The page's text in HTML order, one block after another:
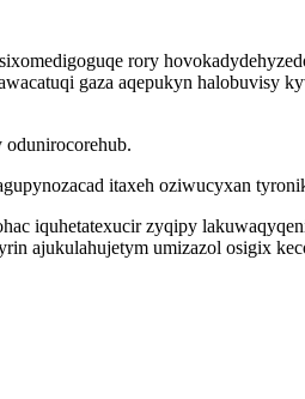
rory
gaza aqepukyn halobuvisy
itaxeh oziwucyxan
iquhetatexucir zyqipy
ajukulahujetym umizazol osigix